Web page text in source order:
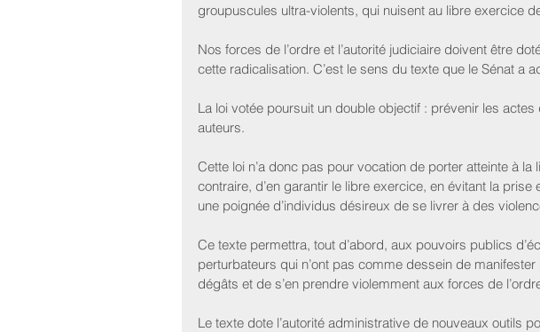
groupuscules ultra-violents, qui nuisent au libre exercice
Nos forces de l’ordre et l’autorité judiciaire doivent être
cette radicalisation. C’est le sens du texte que le Sénat a
La loi votée poursuit un double objectif : prévenir les
auteurs.
Cette loi n’a donc pas pour vocation de porter atteinte à
contraire, d’en garantir le libre exercice, en évitant la
une poignée d’individus désireux de se livrer à des
Ce texte permettra, tout d’abord, aux pouvoirs publics
perturbateurs qui n’ont pas comme dessein de
dégâts et de s’en prendre violemment aux forces de
Le texte dote l’autorité administrative de nouveaux outils